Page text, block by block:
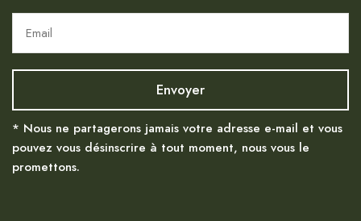
* Nous ne partagerons jamais votre adresse e-mail et vous
pouvez vous désinscrire à tout moment, nous vous le
promettons.